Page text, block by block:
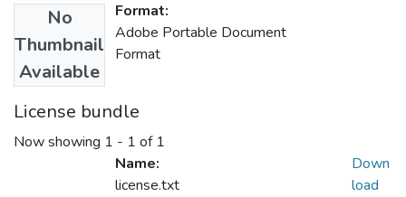
No
Thumbnail
Available
Format:
Adobe Portable Document
Format
License bundle
Now showing 1 - 1 of 1
Name:
license.txt
Down
load